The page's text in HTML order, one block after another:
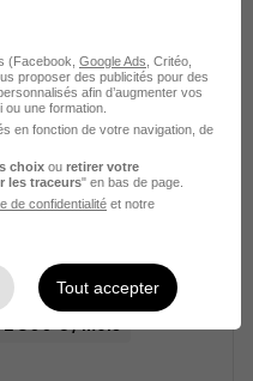
il y a 14 jours
(Facebook, Google Ads , Critéo,
proposer des publicités pour des
afin d’augmenter vos
une formation.
en fonction de votre navigation, de
choix ou retirer votre
les traceurs" en bas de page.
de confidentialité et notre
Tout accepter